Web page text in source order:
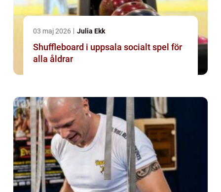
03 maj 2026 Julia Ekk
Shuffleboard i uppsala socialt spel för
alla åldrar